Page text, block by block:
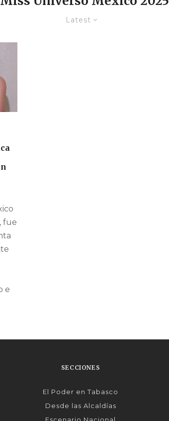
Latest
fue
e
SECCIONES
El Poder en Tabasco
Desde las Alcaldías